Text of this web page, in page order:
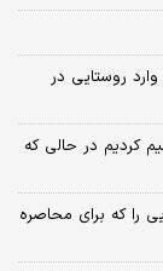
خودروی نظامی وارد روستایی در
کردیم در حالی که
را که برای محاصره